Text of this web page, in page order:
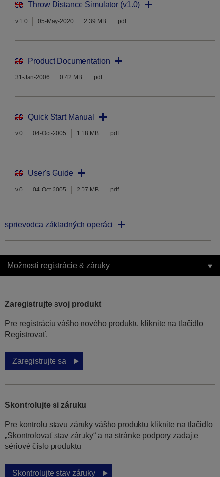
Throw Distance Simulator (v1.0)
v.1.0 05-May-2020 2.39 MB .pdf
Product Documentation
31-Jan-2006 0.42 MB .pdf
Quick Start Manual
v.0 04-Oct-2005 1.18 MB .pdf
User's Guide
v.0 04-Oct-2005 2.07 MB .pdf
sprievodca základných operáci
Možnosti registrácie & záruky
Zaregistrujte svoj produkt
Pre registráciu vášho nového produktu kliknite na tlačidlo
Registrovať.
Zaregistrujte sa
Skontrolujte si záruku
Pre kontrolu stavu záruky vášho produktu kliknite na tlačidlo
„Skontrolovať stav záruky“ a na stránke podpory zadajte
sériové číslo produktu.
Skontrolujte stav záruky